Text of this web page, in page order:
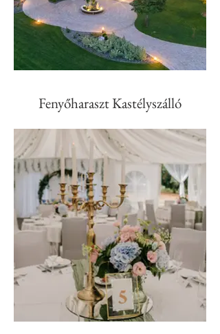
Fenyőharaszt Kastélyszálló